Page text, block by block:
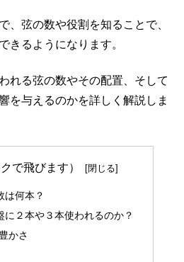
、弦の数や役割を知ることで、
きるようになります。
れる弦の数やその配置、そして
を与えるのかを詳しく解説しま
で飛びます）
は何本？
に２本や３本使われるのか？
かさ